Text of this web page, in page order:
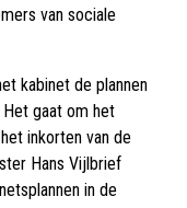
van sociale
kabinet de plannen
gaat om het
inkorten van de
Hans Vijlbrief
in de